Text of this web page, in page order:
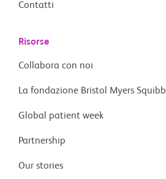
Contatti
Risorse
Collabora con noi
La fondazione Bristol Myers Squibb
Global patient week
Partnership
Our stories